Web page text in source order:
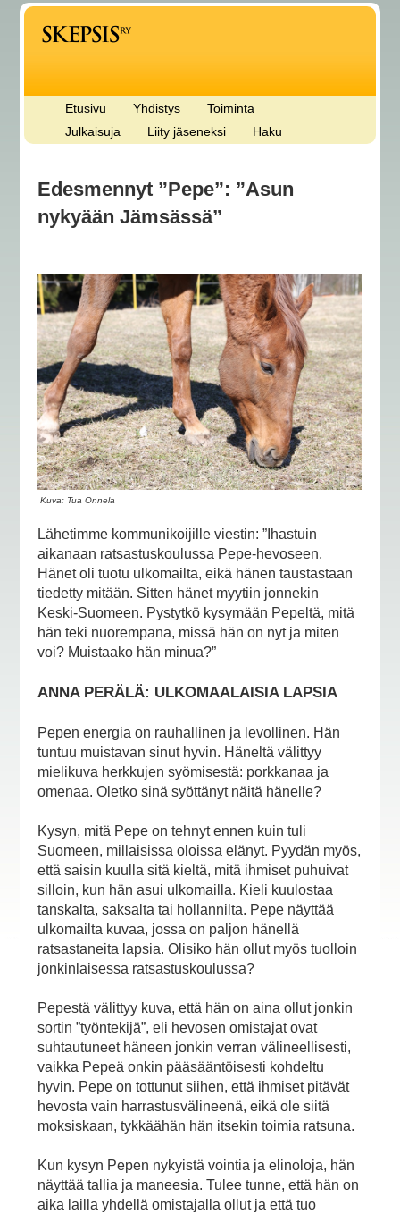
Etusivu Yhdistys
Toiminta
Julkaisuja
Liity jäseneksi Haku
Edesmennyt ”Pepe”: ”Asun
nykyään Jämsässä”
Kuva: Tua Onnela
Lähetimme kommunikoijille viestin: ”Ihastuin
aikanaan ratsastuskoulussa Pepe-hevoseen.
Hänet oli tuotu ulkomailta, eikä hänen taustastaan
tiedetty mitään. Sitten hänet myytiin jonnekin
Keski-Suomeen. Pystytkö kysymään Pepeltä, mitä
hän teki nuorempana, missä hän on nyt ja miten
voi? Muistaako hän minua?”
ANNA PERÄLÄ: ULKOMAALAISIA LAPSIA
Pepen energia on rauhallinen ja levollinen. Hän
tuntuu muistavan sinut hyvin. Häneltä välittyy
mielikuva herkkujen syömisestä: porkkanaa ja
omenaa. Oletko sinä syöttänyt näitä hänelle?
Kysyn, mitä Pepe on tehnyt ennen kuin tuli
Suomeen, millaisissa oloissa elänyt. Pyydän myös,
että saisin kuulla sitä kieltä, mitä ihmiset puhuivat
silloin, kun hän asui ulkomailla. Kieli kuulostaa
tanskalta, saksalta tai hollannilta. Pepe näyttää
ulkomailta kuvaa, jossa on paljon hänellä
ratsastaneita lapsia. Olisiko hän ollut myös tuolloin
jonkinlaisessa ratsastuskoulussa?
Pepestä välittyy kuva, että hän on aina ollut jonkin
sortin ”työntekijä”, eli hevosen omistajat ovat
suhtautuneet häneen jonkin verran välineellisesti,
vaikka Pepeä onkin pääsääntöisesti kohdeltu
hyvin. Pepe on tottunut siihen, että ihmiset pitävät
hevosta vain harrastusvälineenä, eikä ole siitä
moksiskaan, tykkäähän hän itsekin toimia ratsuna.
Kun kysyn Pepen nykyistä vointia ja elinoloja, hän
näyttää tallia ja maneesia. Tulee tunne, että hän on
aika lailla yhdellä omistajalla ollut ja että tuo